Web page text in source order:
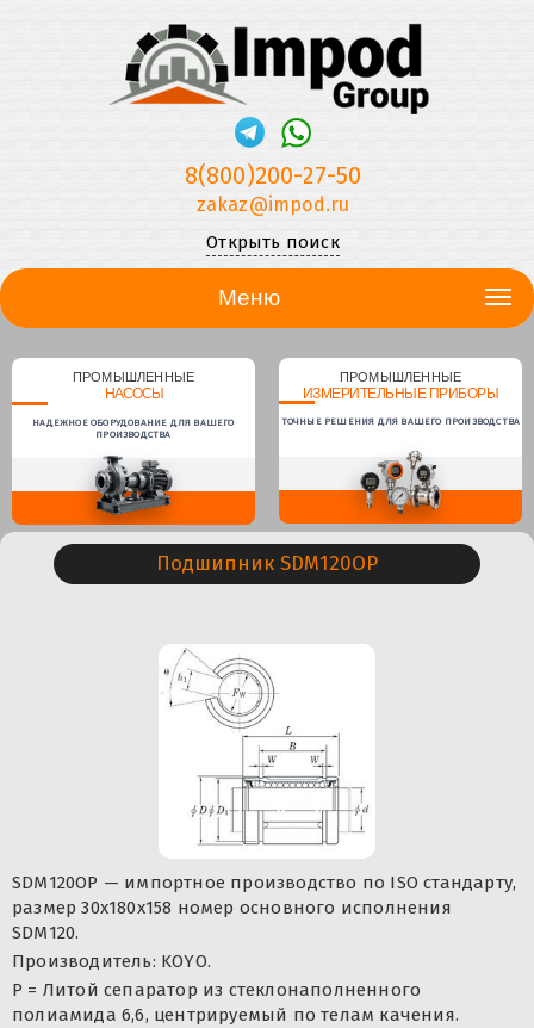
8(800)200-27-50
zakaz@impod.ru
Открыть поиск
Меню
ПРОМЫШЛЕННЫЕ
НАСОСЫ
НАДЕЖНОЕ ОБОРУДОВАНИЕ ДЛЯ ВАШЕГО
ПРОИЗВОДСТВА
ПРОМЫШЛЕННЫЕ
ИЗМЕРИТЕЛЬНЫЕ ПРИБОРЫ
ТОЧНЫЕ РЕШЕНИЯ ДЛЯ ВАШЕГО ПРОИЗВОДСТВА
Подшипник SDM120OP
SDM120OP — импортное производство по ISO стандарту,
размер 30x180x158 номер основного исполнения
SDM120.
Производитель: KOYO.
P = Литой сепаратор из стеклонаполненного
полиамида 6,6, центрируемый по телам качения.